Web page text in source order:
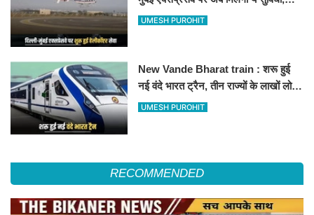
हेलीकॉप्टर सर्विस से तुरंत घायल पहुंचेगा
UMESH PUROHIT
New Vande Bharat train : शरू हुई
नई वंदे भारत ट्रैन, तीन राज्यों के लाखों लोगों
का सफर होगा आसान, देखें पूरा रूटमैप
UMESH PUROHIT
RECOMMENDED